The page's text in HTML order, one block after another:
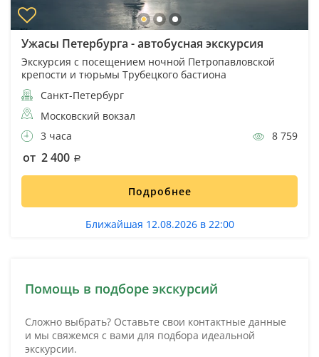
Ужасы Петербурга - автобусная экскурсия
Экскурсия с посещением ночной Петропавловской
крепости и тюрьмы Трубецкого бастиона
Санкт-Петербург
Московский вокзал
3 часа
8 759
от 2 400
Подробнее
Ближайшая 12.08.2026 в 22:00
Помощь в подборе экскурсий
Сложно выбрать? Оставьте свои контактные данные
и мы свяжемся с вами для подбора идеальной
экскурсии.